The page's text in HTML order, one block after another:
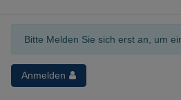
Bitte Melden Sie sich erst an, um
Anmelden